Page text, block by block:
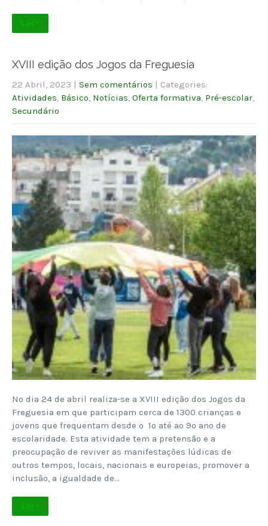
Ler +
XVIII edição dos Jogos da Freguesia
22 Abril, 2023 | Sem comentários | Categories:
Atividades Básico Notícias Oferta formativa Pré-escolar
Secundário
No dia 24 de abril realiza-se a XVIII edição dos Jogos da
Freguesia em que participam cerca de 1300 crianças e
jovens que frequentam desde o 1º até ao 9º ano de
escolaridade. Esta atividade tem a pretensão e a
preocupação de reviver as manifestações lúdicas de
outros tempos, locais, nacionais e europeias, promover a
inclusão, a igualdade de…
Ler +